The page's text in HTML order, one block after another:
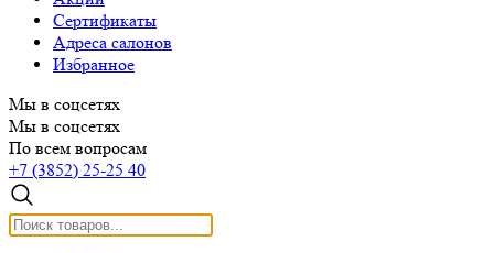
Сертификаты
Адреса салонов
Избранное
Мы в соцсетях
Мы в соцсетях
По всем вопросам
+7 (3852) 25-25 40